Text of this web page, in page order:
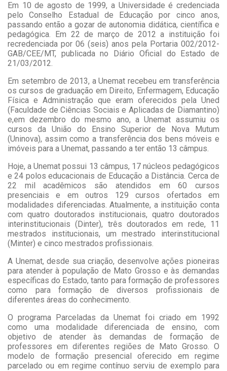
Em 10 de agosto de 1999, a Universidade é credenciada
pelo Conselho Estadual de Educação por cinco anos,
passando então a gozar de autonomia didática, científica e
pedagógica. Em 22 de março de 2012 a instituição foi
recredenciada por 06 (seis) anos pela Portaria 002/2012-
GAB/CEE/MT, publicada no Diário Oficial do Estado de
21/03/2012.
Em setembro de 2013, a Unemat recebeu em transferência
os cursos de graduação em Direito, Enfermagem, Educação
Física e Administração que eram oferecidos pela Uned
(Faculdade de Ciências Sociais e Aplicadas de Diamantino)
e,em dezembro do mesmo ano, a Unemat assumiu os
cursos da União do Ensino Superior de Nova Mutum
(Uninova), assim como a transferência dos bens móveis e
imóveis para a Unemat, passando a ter então 13 câmpus.
Hoje, a Unemat possui 13 câmpus, 17 núcleos pedagógicos
e 24 polos educacionais de Educação a Distância. Cerca de
22 mil acadêmicos são atendidos em 60 cursos
presenciais e em outros 129 cursos ofertados em
modalidades diferenciadas. Atualmente, a instituição conta
com quatro doutorados institucionais, quatro doutorados
interinstitucionais (Dinter), três doutorados em rede, 11
mestrados institucionais, um mestrado interinstitucional
(Minter) e cinco mestrados profissionais.
A Unemat, desde sua criação, desenvolve ações pioneiras
para atender à população de Mato Grosso e às demandas
específicas do Estado, tanto para formação de professores
como para formação de diversos profissionais de
diferentes áreas do conhecimento.
O programa Parceladas da Unemat foi criado em 1992
como uma modalidade diferenciada de ensino, com
objetivo de atender às demandas de formação de
professores em diferentes regiões de Mato Grosso. O
modelo de formação presencial oferecido em regime
parcelado ou em regime contínuo serviu de exemplo para